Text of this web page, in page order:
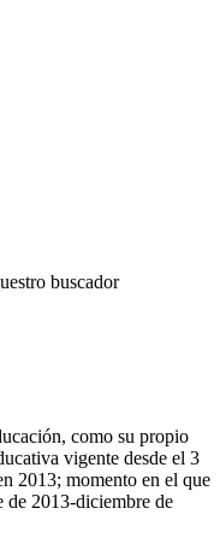
buscador
como su propio
vigente desde el 3
2013; momento en el que
de 2013-diciembre de